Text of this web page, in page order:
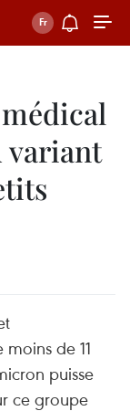
variant
de 11
puisse
ce groupe